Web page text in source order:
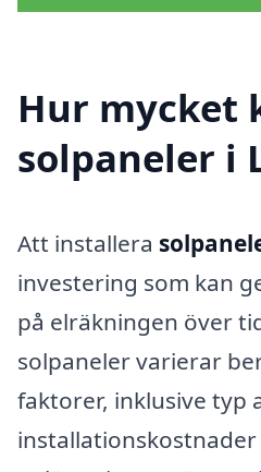
Hur mycket
solpaneler i
Att installera
investering som kan
på elräkningen över
solpaneler varierar
faktorer, inklusive typ